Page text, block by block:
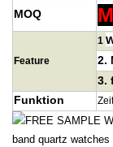
MOQ
Feature
1
2.
3.
Funktion